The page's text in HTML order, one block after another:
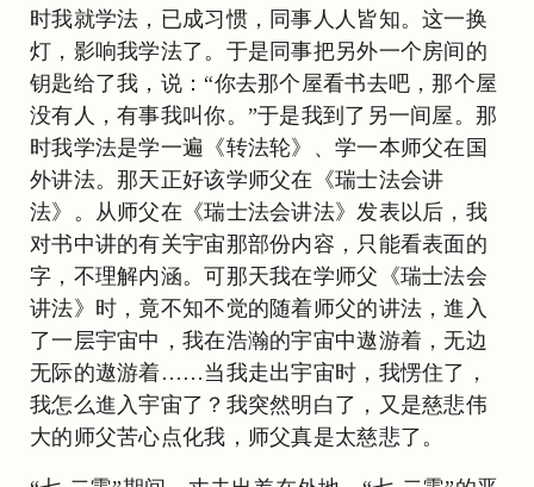
时我就学法，已成习惯，同事人人皆知。这一换
灯，影响我学法了。于是同事把另外一个房间的
钥匙给了我，说：“你去那个屋看书去吧，那个屋
没有人，有事我叫你。”于是我到了另一间屋。那
时我学法是学一遍《转法轮》、学一本师父在国
外讲法。那天正好该学师父在《瑞士法会讲
法》。从师父在《瑞士法会讲法》发表以后，我
对书中讲的有关宇宙那部份内容，只能看表面的
字，不理解内涵。可那天我在学师父《瑞士法会
讲法》时，竟不知不觉的随着师父的讲法，進入
了一层宇宙中，我在浩瀚的宇宙中遨游着，无边
无际的遨游着……当我走出宇宙时，我愣住了，
我怎么進入宇宙了？我突然明白了，又是慈悲伟
大的师父苦心点化我，师父真是太慈悲了。